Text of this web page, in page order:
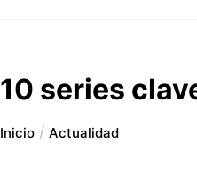
10 series
Inicio Actualidad